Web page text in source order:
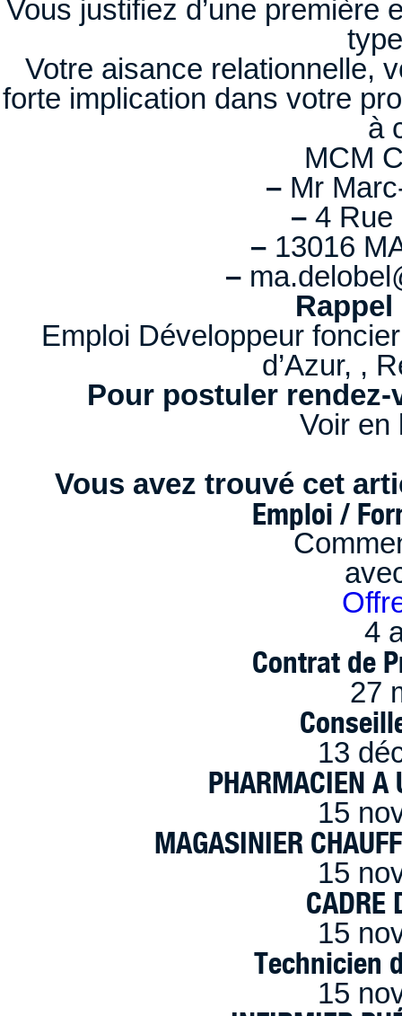
Vous justifiez d’une première
Votre aisance relationnelle,
forte implication dans votre
à
MCM
– Mr
– 4 Rue
– 13016
–
Emploi Développeur
d’Azur, ,
Pour postuler rendez-
Voir
Vous avez trouvé cet
Emploi /
4
Contrat de
27
13
PHARMACIEN A
15
MAGASINIER
15
CADRE
15
Technicien
15